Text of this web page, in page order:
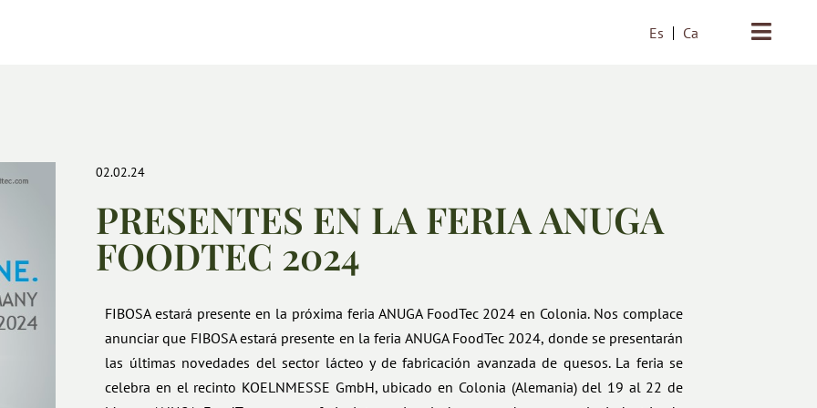
Es Ca
02.02.24
PRESENTES EN LA FERIA ANUGA
FOODTEC 2024
FIBOSA estará presente en la próxima feria ANUGA FoodTec 2024 en Colonia. Nos complace
anunciar que FIBOSA estará presente en la feria ANUGA FoodTec 2024, donde se presentarán
las últimas novedades del sector lácteo y de fabricación avanzada de quesos. La feria se
celebra en el recinto KOELNMESSE GmbH, ubicado en Colonia (Alemania) del 19 al 22 de